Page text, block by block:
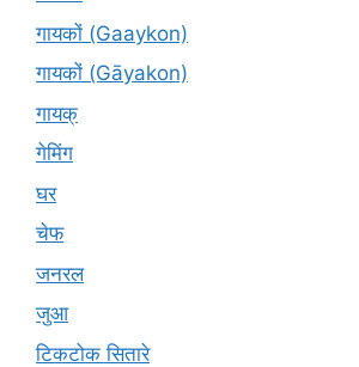
गायकों (Gaaykon)
गायकों (Gāyakon)
गायक्
गेमिंग
घर
चेफ
जनरल
जुआ
टिकटोक सितारे